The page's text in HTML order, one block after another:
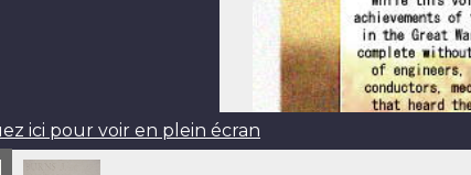
ici pour voir en plein écran